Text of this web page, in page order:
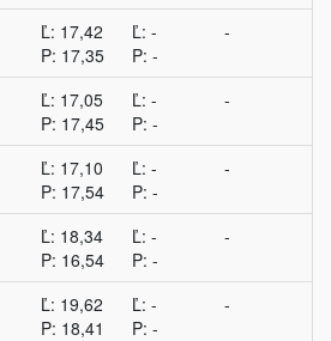
Ľ: 17,42
P: 17,35
Ľ: -
P: -
-
Ľ: 17,05
P: 17,45
Ľ: -
P: -
-
Ľ: 17,10
P: 17,54
Ľ: -
P: -
-
Ľ: 18,34
P: 16,54
Ľ: -
P: -
-
Ľ: 19,62
P: 18,41
Ľ: -
P: -
-